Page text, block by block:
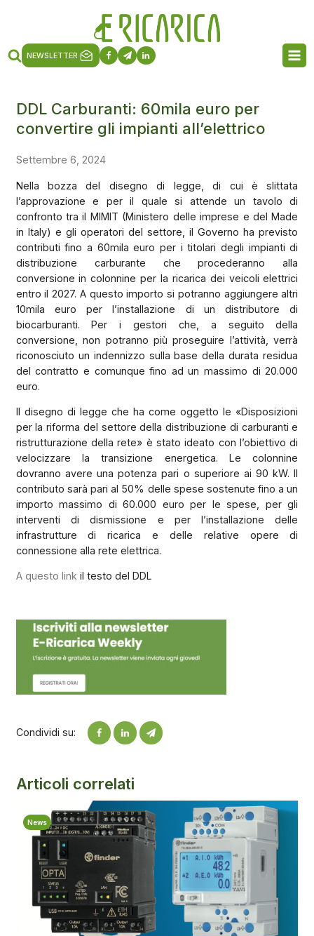
NEWSLETTER
DDL Carburanti: 60mila euro per
convertire gli impianti all’elettrico
Settembre 6, 2024
Nella bozza del disegno di legge, di cui è slittata
l’approvazione e per il quale si attende un tavolo di
confronto tra il MIMIT (Ministero delle imprese e del Made
in Italy) e gli operatori del settore, il Governo ha previsto
contributi fino a 60mila euro per i titolari degli impianti di
distribuzione carburante che procederanno alla
conversione in colonnine per la ricarica dei veicoli elettrici
entro il 2027. A questo importo si potranno aggiungere altri
10mila euro per l’installazione di un distributore di
biocarburanti. Per i gestori che, a seguito della
conversione, non potranno più proseguire l’attività, verrà
riconosciuto un indennizzo sulla base della durata residua
del contratto e comunque fino ad un massimo di 20.000
euro.
Il disegno di legge che ha come oggetto le «Disposizioni
per la riforma del settore della distribuzione di carburanti e
ristrutturazione della rete» è stato ideato con l’obiettivo di
velocizzare la transizione energetica. Le colonnine
dovranno avere una potenza pari o superiore ai 90 kW. Il
contributo sarà pari al 50% delle spese sostenute fino a un
importo massimo di 60.000 euro per le spese, per gli
interventi di dismissione e per l’installazione delle
infrastrutture di ricarica e delle relative opere di
connessione alla rete elettrica.
A questo link il testo del DDL
Condividi su:
Articoli correlati
News